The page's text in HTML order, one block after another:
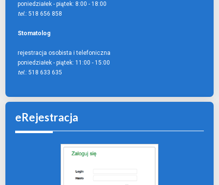
poniedziałek - piątek: 8:00 - 18:00
tel.: 518 656 858
Stomatolog
rejestracja osobista i telefoniczna
poniedziałek - piątek: 11:00 - 15:00
tel.: 518 633 635
eRejestracja